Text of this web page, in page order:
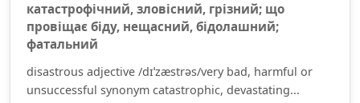
катастрофічний, зловісний, грізний; що
провіщає біду, нещасний, бідолашний;
фатальний
disastrous adjective /dɪˈzæstrəs/very bad, harmful or
unsuccessful synonym catastrophic, devastating...